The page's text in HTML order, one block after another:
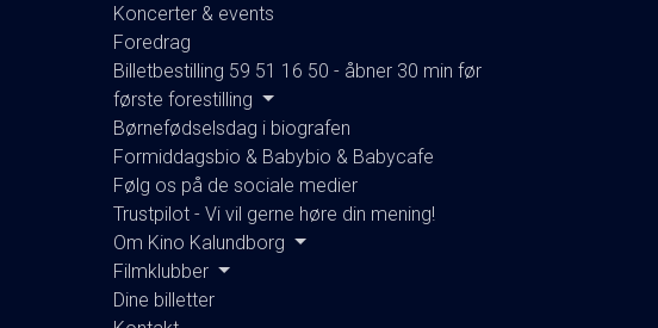
Koncerter & events
Foredrag
Billetbestilling 59 51 16 50 - åbner 30 min før
første forestilling
Børnefødselsdag i biografen
Formiddagsbio & Babybio & Babycafe
Følg os på de sociale medier
Trustpilot - Vi vil gerne høre din mening!
Om Kino Kalundborg
Filmklubber
Dine billetter